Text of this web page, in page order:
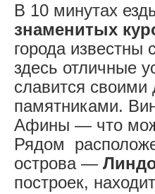
В 10 минутах
знаменитых
города известны
здесь отличные
славится
памятниками.
Афины — что
Рядом
острова —
построек,